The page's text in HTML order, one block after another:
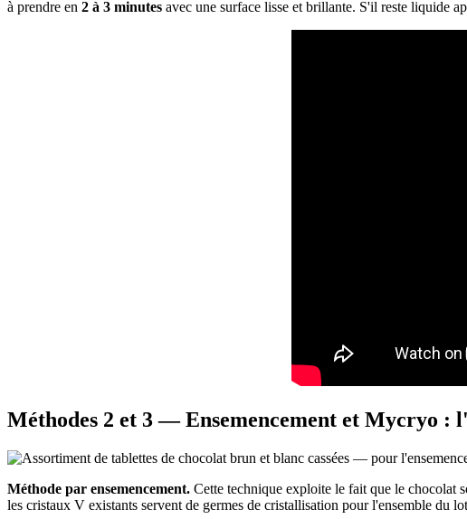
à prendre en 2 à 3 minutes avec une surface lisse et brillante. S'il reste liquide
Méthodes 2 et 3 — Ensemencement et Mycryo :
Méthode par ensemencement. Cette technique exploite le fait que le chocolat
les cristaux V existants servent de germes de cristallisation pour l'ensemble du